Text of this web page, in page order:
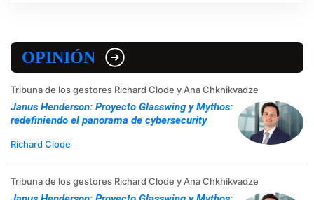
OPINIÓN
Tribuna de los gestores Richard Clode y Ana Chkhikvadze
Janus Henderson: Proyecto Glasswing y Mythos:
redefiniendo el panorama de cybersecurity
Richard Clode
Tribuna de los gestores Richard Clode y Ana Chkhikvadze